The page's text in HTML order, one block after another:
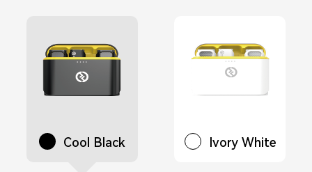
Cool Black Ivory White